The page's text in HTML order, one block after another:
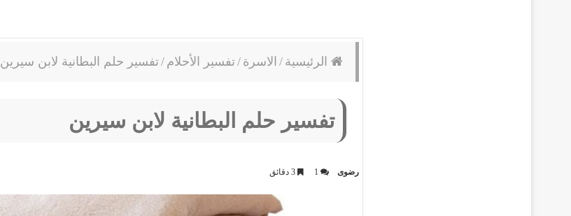
الرئيسية / الاسرة /تفسير الأحلام /تفسير حلم البطانية لابن سيرين
تفسير حلم البطانية لابن سيرين
رضوى 1